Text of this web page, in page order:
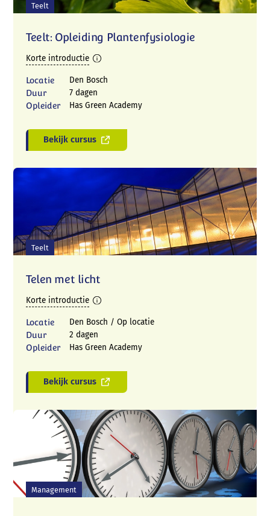
Teelt
Teelt: Opleiding Plantenfysiologie
Korte introductie
Locatie
Den Bosch
Duur
7 dagen
Opleider
Has Green Academy
Bekijk cursus
Teelt
Telen met licht
Korte introductie
Locatie
Den Bosch / Op locatie
Duur
2 dagen
Opleider
Has Green Academy
Bekijk cursus
Management